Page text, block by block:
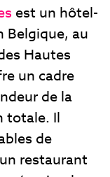
est un hôtel-
Belgique, au
Hautes
un cadre
de la
totale. Il
de
restaurant